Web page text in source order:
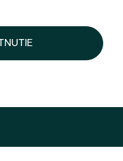
Možnosti doručenia